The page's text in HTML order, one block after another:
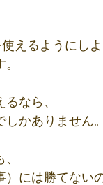
えるようにしよ
なら、
かありません。
には勝てない